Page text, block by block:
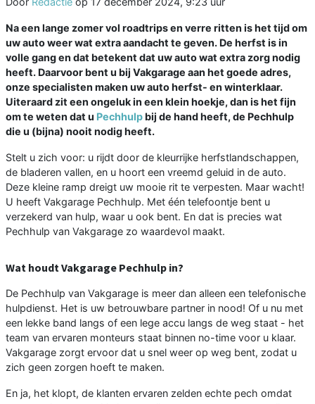
Na een lange zomer vol roadtrips en verre ritten is het tijd om
uw auto weer wat extra aandacht te geven. De herfst is in
volle gang en dat betekent dat uw auto wat extra zorg nodig
heeft. Daarvoor bent u bij Vakgarage aan het goede adres,
onze specialisten maken uw auto herfst- en winterklaar.
Uiteraard zit een ongeluk in een klein hoekje, dan is het fijn
om te weten dat u Pechhulp bij de hand heeft, de Pechhulp
die u (bijna) nooit nodig heeft.
Stelt u zich voor: u rijdt door de kleurrijke herfstlandschappen,
de bladeren vallen, en u hoort een vreemd geluid in de auto.
Deze kleine ramp dreigt uw mooie rit te verpesten. Maar wacht!
U heeft Vakgarage Pechhulp. Met één telefoontje bent u
verzekerd van hulp, waar u ook bent. En dat is precies wat
Pechhulp van Vakgarage zo waardevol maakt.
Wat houdt Vakgarage Pechhulp in?
De Pechhulp van Vakgarage is meer dan alleen een telefonische
hulpdienst. Het is uw betrouwbare partner in nood! Of u nu met
een lekke band langs of een lege accu langs de weg staat - het
team van ervaren monteurs staat binnen no-time voor u klaar.
Vakgarage zorgt ervoor dat u snel weer op weg bent, zodat u
zich geen zorgen hoeft te maken.
En ja, het klopt, de klanten ervaren zelden echte pech omdat